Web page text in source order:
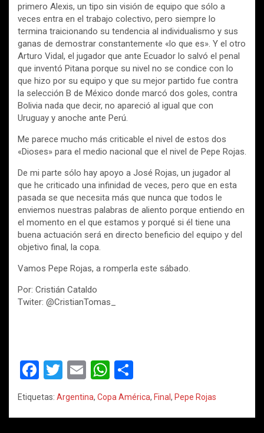
primero Alexis, un tipo sin visión de equipo que sólo a
veces entra en el trabajo colectivo, pero siempre lo
termina traicionando su tendencia al individualismo y sus
ganas de demostrar constantemente «lo que es». Y el otro
Arturo Vidal, el jugador que ante Ecuador lo salvó el penal
que inventó Pitana porque su nivel no se condice con lo
que hizo por su equipo y que su mejor partido fue contra
la selección B de México donde marcó dos goles, contra
Bolivia nada que decir, no apareció al igual que con
Uruguay y anoche ante Perú.
Me parece mucho más criticable el nivel de estos dos
«Dioses» para el medio nacional que el nivel de Pepe Rojas.
De mi parte sólo hay apoyo a José Rojas, un jugador al
que he criticado una infinidad de veces, pero que en esta
pasada se que necesita más que nunca que todos le
enviemos nuestras palabras de aliento porque entiendo en
el momento en el que estamos y porqué si él tiene una
buena actuación será en directo beneficio del equipo y del
objetivo final, la copa.
Vamos Pepe Rojas, a romperla este sábado.
Por: Cristián Cataldo
Twiter: @CristianTomas_
F
a
ce
T
wi
tt
E
m
ail
W
at
o
m
Etiquetas: Argentina, Copa América, Final , Pepe Rojas